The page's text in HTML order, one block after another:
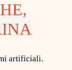
artificiali.